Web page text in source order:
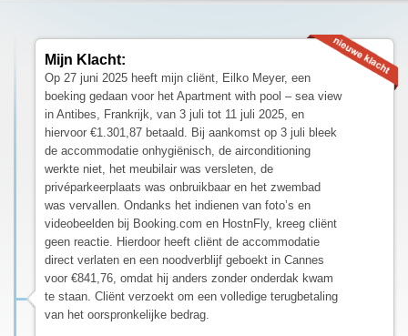
Mijn Klacht:
Op 27 juni 2025 heeft mijn cliënt, Eilko Meyer, een
boeking gedaan voor het Apartment with pool – sea view
in Antibes, Frankrijk, van 3 juli tot 11 juli 2025, en
hiervoor €1.301,87 betaald. Bij aankomst op 3 juli bleek
de accommodatie onhygiënisch, de airconditioning
werkte niet, het meubilair was versleten, de
privéparkeerplaats was onbruikbaar en het zwembad
was vervallen. Ondanks het indienen van foto’s en
videobeelden bij Booking.com en HostnFly, kreeg cliënt
geen reactie. Hierdoor heeft cliënt de accommodatie
direct verlaten en een noodverblijf geboekt in Cannes
voor €841,76, omdat hij anders zonder onderdak kwam
te staan. Cliënt verzoekt om een volledige terugbetaling
van het oorspronkelijke bedrag.